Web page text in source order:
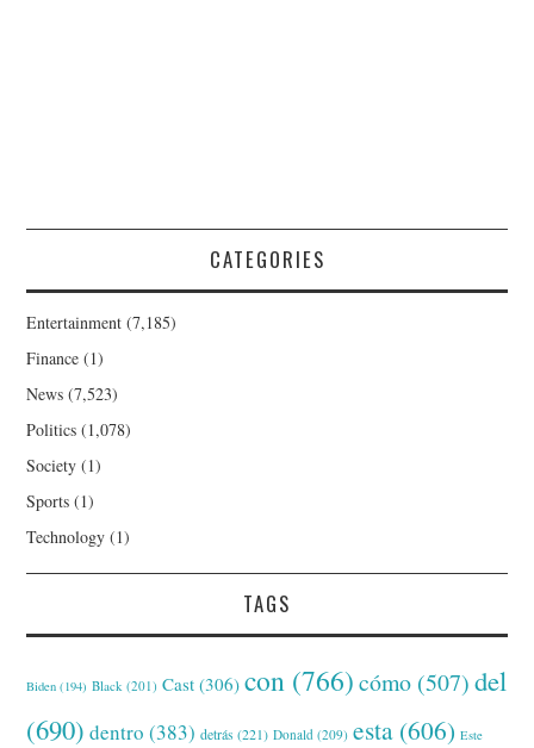
CATEGORIES
Entertainment (7,185)
Finance (1)
News (7,523)
Politics (1,078)
Society (1)
Sports (1)
Technology (1)
TAGS
Biden (194) Black (201) Cast (306) con (766) cómo (507) del
(690) dentro (383) detrás (221) Donald (209) esta (606) Este